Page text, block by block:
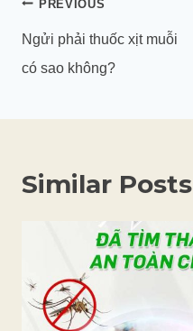
hướng
bài
PREVIOUS
Ngửi phải thuốc xịt muỗi
có sao không?
Similar Posts